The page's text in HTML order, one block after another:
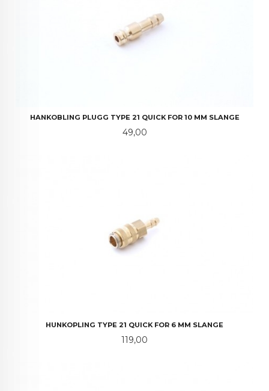
HANKOBLING PLUGG TYPE 21 QUICK FOR 10 MM SLANGE
Pris
49,00
HUNKOPLING TYPE 21 QUICK FOR 6 MM SLANGE
Pris
119,00